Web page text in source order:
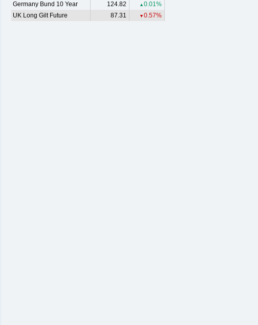
Germany Bund 10 Year
124.82 ▲ 0.01%
UK Long Gilt Future
87.31 ▼ 0.57%